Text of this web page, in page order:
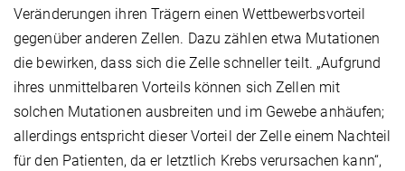
Veränderungen ihren Trägern einen Wettbewerbsvorteil
gegenüber anderen Zellen. Dazu zählen etwa Mutationen
die bewirken, dass sich die Zelle schneller teilt. „Aufgrund
ihres unmittelbaren Vorteils können sich Zellen mit
solchen Mutationen ausbreiten und im Gewebe anhäufen;
allerdings entspricht dieser Vorteil der Zelle einem Nachteil
für den Patienten, da er letztlich Krebs verursachen kann“,